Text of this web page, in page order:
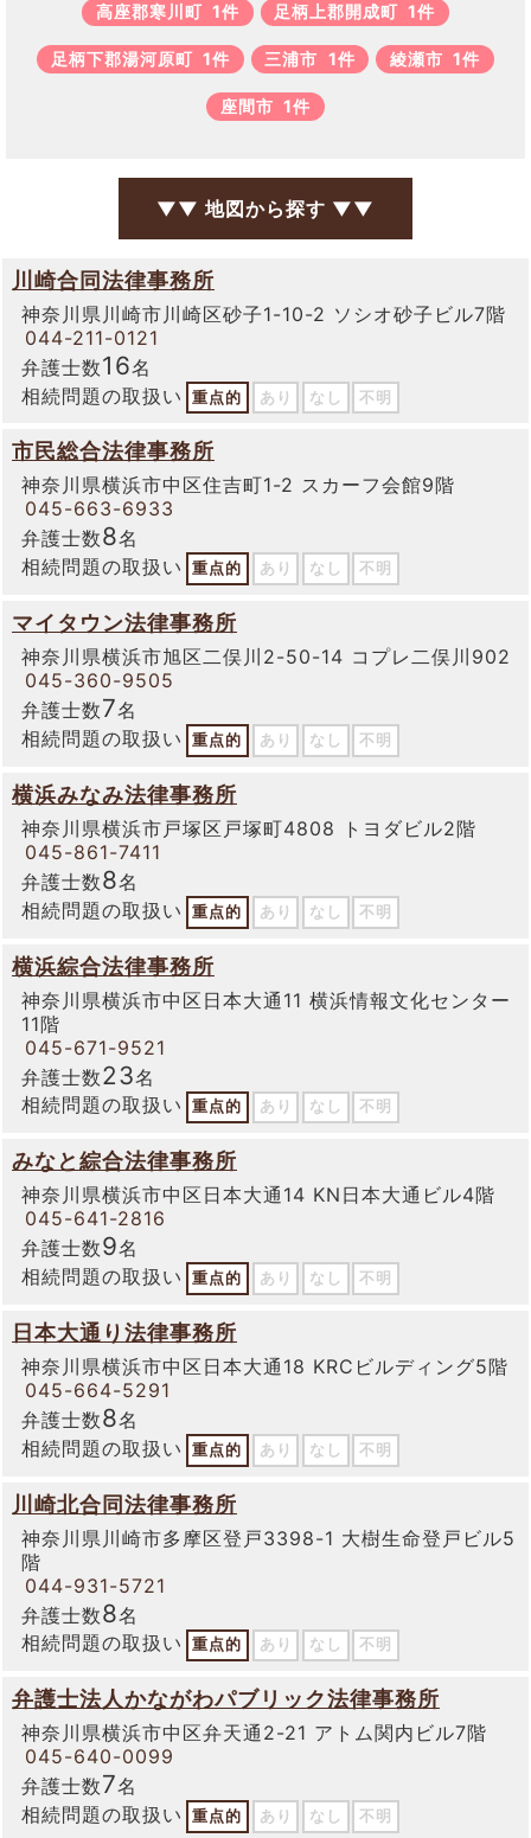
高座郡寒川町 1件 足柄上郡開成町 1件
足柄下郡湯河原町 1件 三浦市 1件 綾瀬市 1件
座間市 1件
▼▼ 地図から探す ▼▼
川崎合同法律事務所
神奈川県川崎市川崎区砂子1-10-2 ソシオ砂子ビル7階
044-211-0121
弁護士数16名
相続問題の取扱い
重点的 あり なし 不明
市民総合法律事務所
神奈川県横浜市中区住吉町1-2 スカーフ会館9階
045-663-6933
弁護士数8名
相続問題の取扱い
重点的 あり なし 不明
マイタウン法律事務所
神奈川県横浜市旭区二俣川2-50-14 コプレ二俣川902
045-360-9505
弁護士数7名
相続問題の取扱い
重点的 あり なし 不明
横浜みなみ法律事務所
神奈川県横浜市戸塚区戸塚町4808 トヨダビル2階
045-861-7411
弁護士数8名
相続問題の取扱い
重点的 あり なし 不明
横浜綜合法律事務所
神奈川県横浜市中区日本大通11 横浜情報文化センター
11階
045-671-9521
弁護士数23名
相続問題の取扱い
重点的 あり なし 不明
みなと綜合法律事務所
神奈川県横浜市中区日本大通14 KN日本大通ビル4階
045-641-2816
弁護士数9名
相続問題の取扱い
重点的 あり なし 不明
日本大通り法律事務所
神奈川県横浜市中区日本大通18 KRCビルディング5階
045-664-5291
弁護士数8名
相続問題の取扱い
重点的 あり なし 不明
川崎北合同法律事務所
神奈川県川崎市多摩区登戸3398-1 大樹生命登戸ビル5
階
044-931-5721
弁護士数8名
相続問題の取扱い
重点的 あり なし 不明
弁護士法人かながわパブリック法律事務所
神奈川県横浜市中区弁天通2-21 アトム関内ビル7階
045-640-0099
弁護士数7名
相続問題の取扱い
重点的 あり なし 不明